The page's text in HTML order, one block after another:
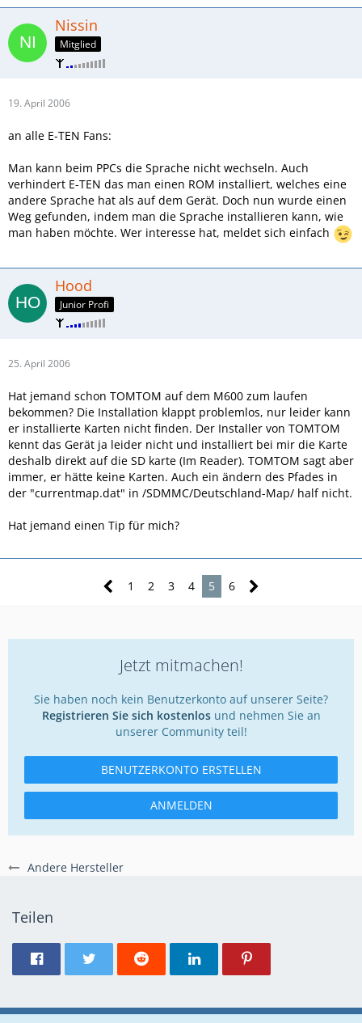
Andere Hersteller
Nissin
Mitglied
19. April 2006
an alle E-TEN Fans:
Man kann beim PPCs die Sprache nicht wechseln. Auch
verhindert E-TEN das man einen ROM installiert, welches eine
andere Sprache hat als auf dem Gerät. Doch nun wurde einen
Weg gefunden, indem man die Sprache installieren kann, wie
man haben möchte. Wer interesse hat, meldet sich einfach
Hood
Junior Profi
25. April 2006
Hat jemand schon TOMTOM auf dem M600 zum laufen
bekommen? Die Installation klappt problemlos, nur leider kann
er installierte Karten nicht finden. Der Installer von TOMTOM
kennt das Gerät ja leider nicht und installiert bei mir die Karte
deshalb direkt auf die SD karte (Im Reader). TOMTOM sagt aber
immer, er hätte keine Karten. Auch ein ändern des Pfades in
der "currentmap.dat" in /SDMMC/Deutschland-Map/ half nicht.
Hat jemand einen Tip für mich?
1 2 3 4 5 6
Jetzt mitmachen!
Sie haben noch kein Benutzerkonto auf unserer Seite?
Registrieren Sie sich kostenlosund nehmen Sie an
unserer Community teil!
BENUTZERKONTO ERSTELLEN
ANMELDEN
Teilen